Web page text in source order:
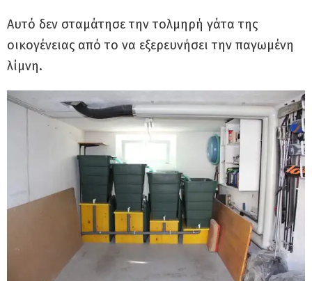
Αυτό δεν σταμάτησε την τολμηρή γάτα της
οικογένειας από το να εξερευνήσει την παγωμένη
λίμνη.